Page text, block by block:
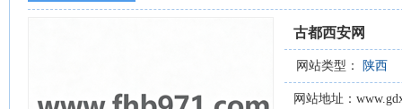
古都西安网
网站类型： 陕西
网站地址：